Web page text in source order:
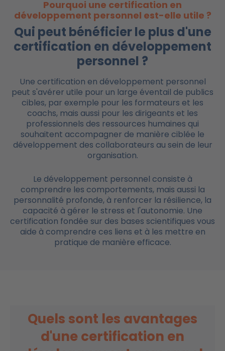
Pourquoi une certification en
développement personnel est-elle utile ?
Qui peut bénéficier le plus d'une
certification en développement
personnel ?
Une certification en développement personnel
peut s'avérer utile pour un large éventail de publics
cibles, par exemple pour les formateurs et les
coachs, mais aussi pour les dirigeants et les
professionnels des ressources humaines qui
souhaitent accompagner de manière ciblée le
développement des collaborateurs au sein de leur
organisation.
Le développement personnel consiste à
comprendre les comportements, mais aussi la
personnalité profonde, à renforcer la résilience, la
capacité à gérer le stress et l'autonomie. Une
certification fondée sur des bases scientifiques vous
aide à comprendre ces liens et à les mettre en
pratique de manière efficace.
Quels sont les avantages
d'une certification en